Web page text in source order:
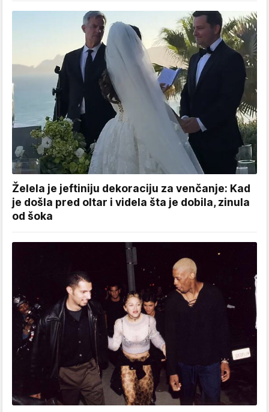
Želela je jeftiniju dekoraciju za venčanje: Kad
je došla pred oltar i videla šta je dobila, zinula
od šoka